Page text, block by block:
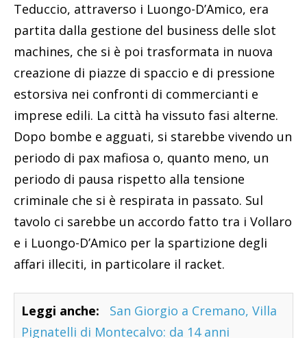
Teduccio, attraverso i Luongo-D’Amico, era
partita dalla gestione del business delle slot
machines, che si è poi trasformata in nuova
creazione di piazze di spaccio e di pressione
estorsiva nei confronti di commercianti e
imprese edili. La città ha vissuto fasi alterne.
Dopo bombe e agguati, si starebbe vivendo un
periodo di pax mafiosa o, quanto meno, un
periodo di pausa rispetto alla tensione
criminale che si è respirata in passato. Sul
tavolo ci sarebbe un accordo fatto tra i Vollaro
e i Luongo-D’Amico per la spartizione degli
affari illeciti, in particolare il racket.
Leggi anche:
San Giorgio a Cremano, Villa
Pignatelli di Montecalvo: da 14 anni